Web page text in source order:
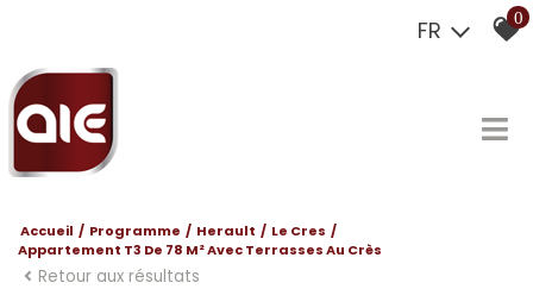
FR 0
Accueil Programme Herault
Le Cres
Appartement T3 De 78 M² Avec Terrasses Au Crès
Retour aux résultats